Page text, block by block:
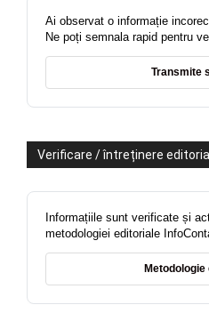
Ai observat o informație
Ne poți semnala rapid pentru
Transmite
Verificare / întreținere
Informațiile sunt verificate și
metodologiei editoriale
Metodologie